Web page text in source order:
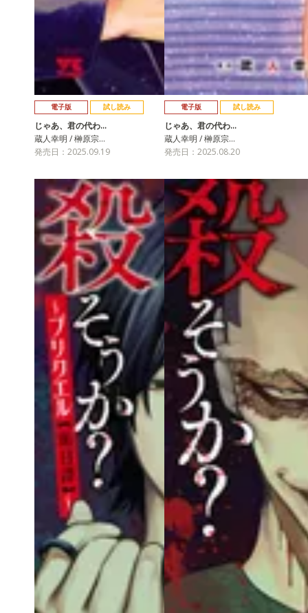
電子版 試し読み
じゃあ、君の代わ…
蔵人幸明 / 榊原宗…
発売日：2025.09.19
電子版 試し読み
じゃあ、君の代わ…
蔵人幸明 / 榊原宗…
発売日：2025.08.20